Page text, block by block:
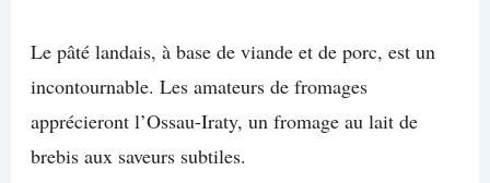
Le pâté landais, à base de viande et de porc, est un
incontournable. Les amateurs de fromages
apprécieront l’Ossau-Iraty, un fromage au lait de
brebis aux saveurs subtiles.